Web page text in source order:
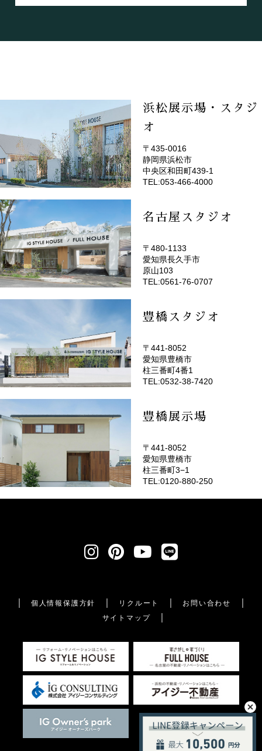
浜松展示場・スタジ
オ
(EMOTOP浜松)
〒435-0016
静岡県浜松市
中央区和田町439-1
TEL:053-466-4000
名古屋スタジオ
(EMOTOP名古屋)
〒480-1133
愛知県長久手市
原山103
TEL:0561-76-0707
豊橋スタジオ
(EMOTOP豊橋)
〒441-8052
愛知県豊橋市
柱三番町4番1
TEL:0532-38-7420
豊橋展示場
〒441-8052
愛知県豊橋市
柱三番町3−1
TEL:0120-880-250
個人情報保護方針 リクルート
お問い合わせ
サイトマップ